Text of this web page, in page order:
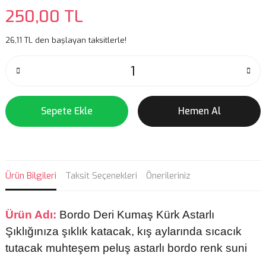
250,00 TL
26,11 TL den başlayan taksitlerle!
Sepete Ekle Hemen Al
Ürün Bilgileri Taksit Seçenekleri Önerileriniz
Ürün Adı: Bordo Deri Kumaş Kürk Astarlı
Şıklığınıza şıklık katacak, kış aylarında sıcacık
tutacak muhteşem peluş astarlı bordo renk suni